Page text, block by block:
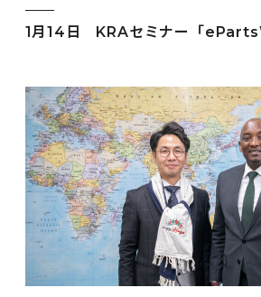
1月14日 KRAセミナー「